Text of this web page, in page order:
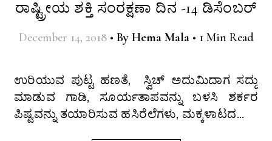
ರಾಷ್ಟ್ರೀಯ ಶಕ್ತಿ ಸಂರಕ್ಷಣಾ ದಿನ -14 ಡಿಸೆಂಬರ್
December 14, 2018 • By Hema Mala • 1 Min Read
ಉರಿಯುವ ಪುಟ್ಟ ಹಣತೆ, ಸ್ವಿಚ್ ಅದುಮಿದಾಗ ಸದ್ದು
ಮಾಡುವ ಗಾಡಿ, ಸೂರ್ಯತಾಪವನ್ನು ಬಳಸಿ ಶರ್ಕರ
ಪಿಷ್ಟವನ್ನು ತಯಾರಿಸುವ ಹಸಿರೆಲೆಗಳು, ಮಕ್ಕಳಾಟದ…